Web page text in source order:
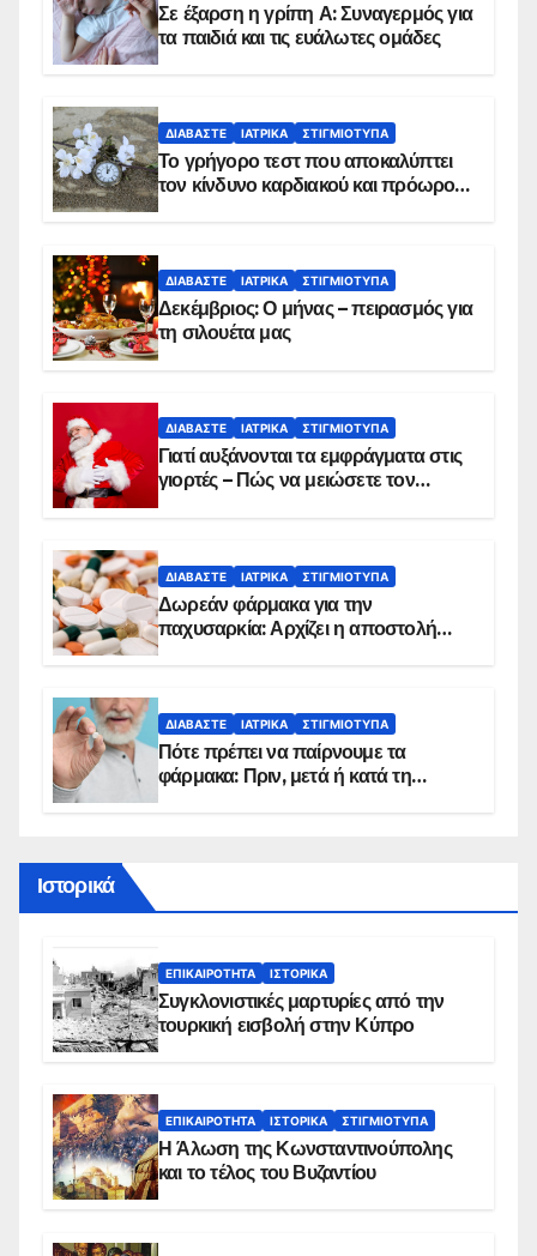
Σε έξαρση η γρίπη Α: Συναγερμός για
τα παιδιά και τις ευάλωτες ομάδες
ΔΙΑΒΆΣΤΕ ΙΑΤΡΙΚΆ ΣΤΙΓΜΙΌΤΥΠΑ
Το γρήγορο τεστ που αποκαλύπτει
τον κίνδυνο καρδιακού και πρόωρου
ΔΙΑΒΆΣΤΕ ΙΑΤΡΙΚΆ ΣΤΙΓΜΙΌΤΥΠΑ
Δεκέμβριος: Ο μήνας – πειρασμός για
τη σιλουέτα μας
ΔΙΑΒΆΣΤΕ ΙΑΤΡΙΚΆ ΣΤΙΓΜΙΌΤΥΠΑ
Γιατί αυξάνονται τα εμφράγματα στις
γιορτές – Πώς να μειώσετε τον
ΔΙΑΒΆΣΤΕ ΙΑΤΡΙΚΆ ΣΤΙΓΜΙΌΤΥΠΑ
Δωρεάν φάρμακα για την
παχυσαρκία: Αρχίζει η αποστολή
ΔΙΑΒΆΣΤΕ ΙΑΤΡΙΚΆ ΣΤΙΓΜΙΌΤΥΠΑ
Πότε πρέπει να παίρνουμε τα
φάρμακα: Πριν, μετά ή κατά τη
Ιστορικά
ΕΠΙΚΑΙΡΌΤΗΤΑ ΙΣΤΟΡΙΚΆ
Συγκλονιστικές μαρτυρίες από την
τουρκική εισβολή στην Κύπρο
ΕΠΙΚΑΙΡΌΤΗΤΑ ΙΣΤΟΡΙΚΆ ΣΤΙΓΜΙΌΤΥΠΑ
Η Άλωση της Κωνσταντινούπολης
και το τέλος του Βυζαντίου